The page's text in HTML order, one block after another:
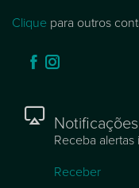
Clique para outros
Notificações
Receba
Receber